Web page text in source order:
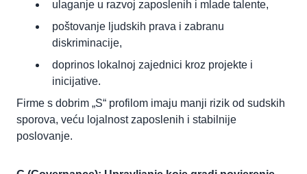
ulaganje u razvoj zaposlenih i mlade talente,
poštovanje ljudskih prava i zabranu
diskriminacije,
doprinos lokalnoj zajednici kroz projekte i
inicijative.
Firme s dobrim „S“ profilom imaju manji rizik od sudskih
sporova, veću lojalnost zaposlenih i stabilnije
poslovanje.